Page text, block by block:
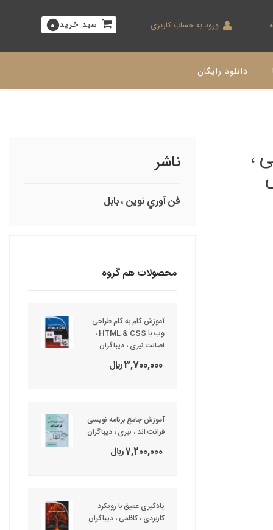
ورود به حساب کاربری سبد خرید 0
دانلود رایگان
، ناشر
فن آوري نوين ، بابل
محصولات هم گروه
آموزش گام به گام طراحی
وب با HTML & CSS ،
اصالت نیری ، دیباگران
3,700,000 ريال
آموزش جامع برنامه نویسی
فرانت اند ، نیری ، دیباگران
7,200,000 ريال
یادگیری عمیق با رویکرد
کاربردی ، کاظمی ، دیباگران